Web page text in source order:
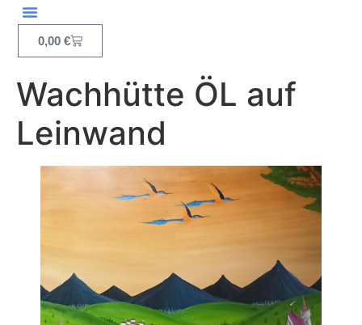
springen
0,00€
Wachhütte ÖL auf
Leinwand